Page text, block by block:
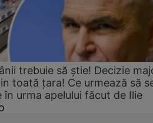
trebuie să știe! Decizie
toată țara! Ce urmează să
urma apelului făcut de Ilie